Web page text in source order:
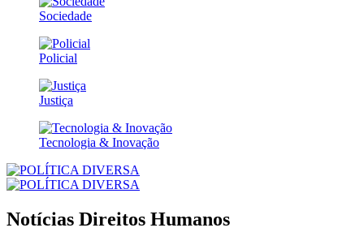
Sociedade
Policial
Justiça
Tecnologia & Inovação
Notícias Direitos Humanos